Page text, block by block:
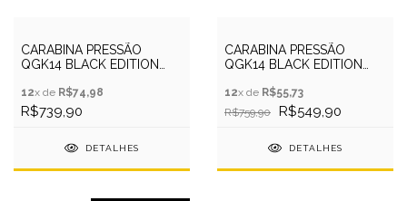
CARABINA PRESSÃO
QGK14 BLACK EDITION
12x de R$74,98
R$739,90
DETALHES
CARABINA PRESSÃO
QGK14 BLACK EDITION
12x de R$55,73
R$759,90
R$549,90
DETALHES